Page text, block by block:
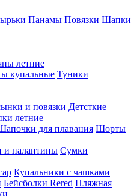
Панамы Повязки Шапки
летние
купальные Туники
и повязки Детсткие
летние
для плавания Шорты
и палантины Сумки
Купальники с чашками
Бейсболки Rered Пляжная